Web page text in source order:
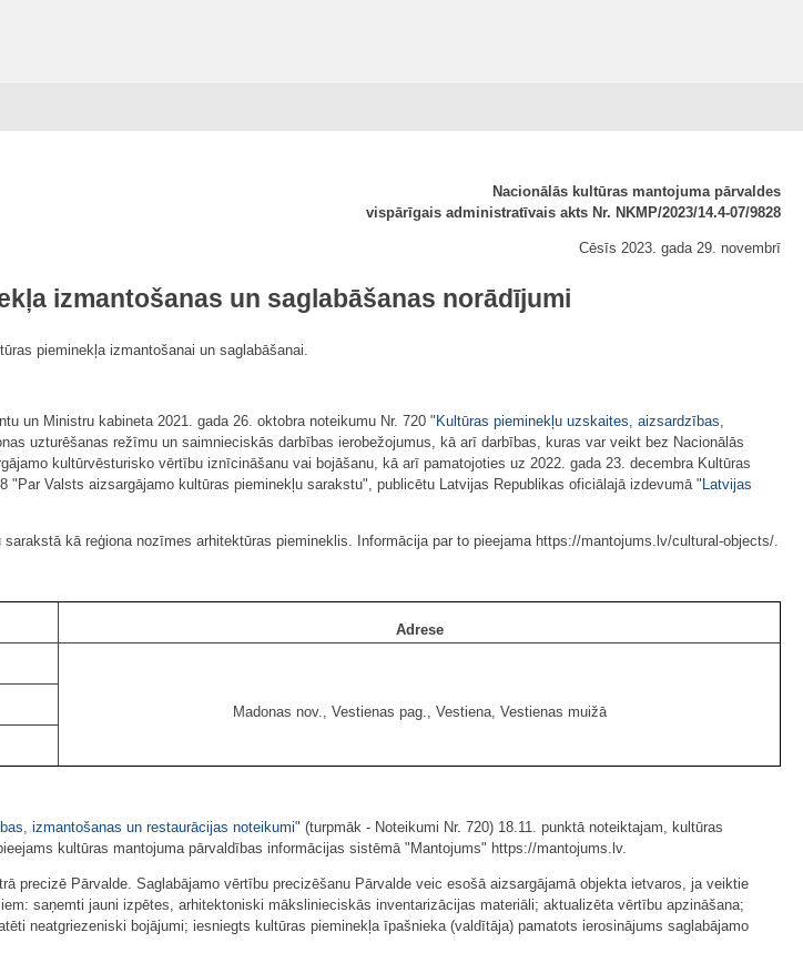
Nacionālās kultūras mantojuma pārvaldes
vispārīgais administratīvais akts Nr. NKMP/2023/14.4-07/9828
Cēsīs 2023. gada 29. novembrī
izmantošanas un saglabāšanas norādījumi
pieminekļa izmantošanai un saglabāšanai.
un Ministru kabineta 2021. gada 26. oktobra noteikumu Nr. 720 " Kultūras pieminekļu uzskaites, aizsardzības,
uzturēšanas režīmu un saimnieciskās darbības ierobežojumus, kā arī darbības, kuras var veikt bez Nacionālās
kultūrvēsturisko vērtību iznīcināšanu vai bojāšanu, kā arī pamatojoties uz 2022. gada 23. decembra Kultūras
Valsts aizsargājamo kultūras pieminekļu sarakstu", publicētu Latvijas Republikas oficiālajā izdevumā " Latvijas
kā reģiona nozīmes arhitektūras piemineklis. Informācija par to pieejama https://mantojums.lv/cultural-objects/.
Adrese
Madonas nov., Vestienas pag., Vestiena, Vestienas muižā
izmantošanas un restaurācijas noteikumi" (turpmāk - Noteikumi Nr. 720) 18.11. punktā noteiktajam, kultūras
kultūras mantojuma pārvaldības informācijas sistēmā "Mantojums" https://mantojums.lv.
precizē Pārvalde. Saglabājamo vērtību precizēšanu Pārvalde veic esošā aizsargājamā objekta ietvaros, ja veiktie
saņemti jauni izpētes, arhitektoniski mākslinieciskās inventarizācijas materiāli; aktualizēta vērtību apzināšana;
neatgriezeniski bojājumi; iesniegts kultūras pieminekļa īpašnieka (valdītāja) pamatots ierosinājums saglabājamo